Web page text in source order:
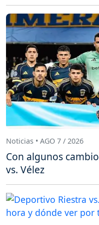
Noticias • AGO 7 / 2026
Con algunos
vs. Vélez